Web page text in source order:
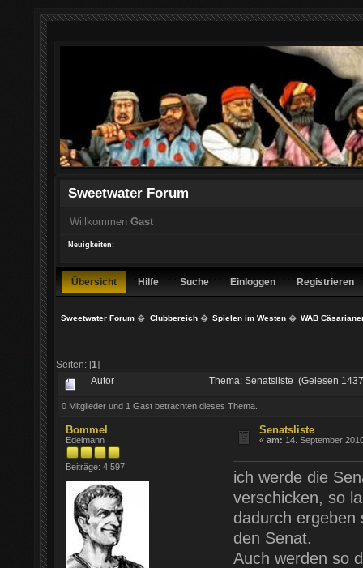
Sweetwater Forum
Willkommen Gast
Neuigkeiten:
Übersicht Hilfe Suche Einloggen Registrieren
Sweetwater Forum � Clubbereich� Spielen im Westen� WAB
Seiten: [1]
Autor Thema: Senatsliste (Gelesen
0 Mitglieder und 1 Gast betrachten dieses Thema.
Bommel
Edelmann
Beiträge: 4.597
Senatsliste
«am: 14. September
ich werde die
verschicken, so
dadurch ergeben
den Senat.
Auch werden so